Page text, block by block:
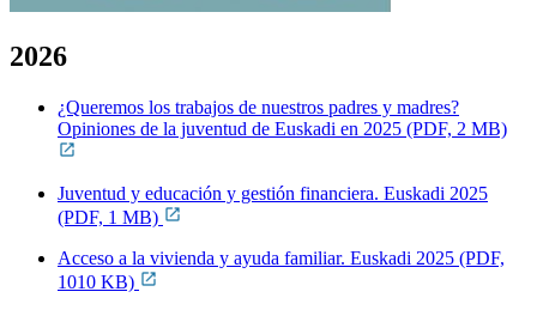
2026
¿Queremos los trabajos de nuestros padres y madres?
Opiniones de la juventud de Euskadi en 2025 (PDF, 2 MB)
Juventud y educación y gestión financiera. Euskadi 2025
(PDF, 1 MB)
Acceso a la vivienda y ayuda familiar. Euskadi 2025 (PDF,
1010 KB)